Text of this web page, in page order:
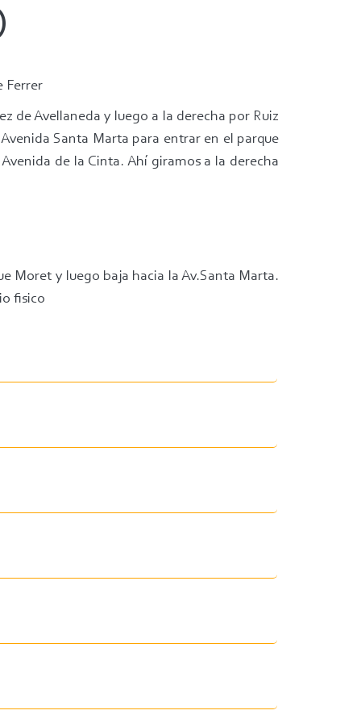
Ferrer
de Avellaneda y luego a la derecha por Ruiz
Santa Marta para entrar en el parque
de la Cinta. Ahí giramos a la derecha
Moret y luego baja hacia la Av.Santa Marta.
fisico